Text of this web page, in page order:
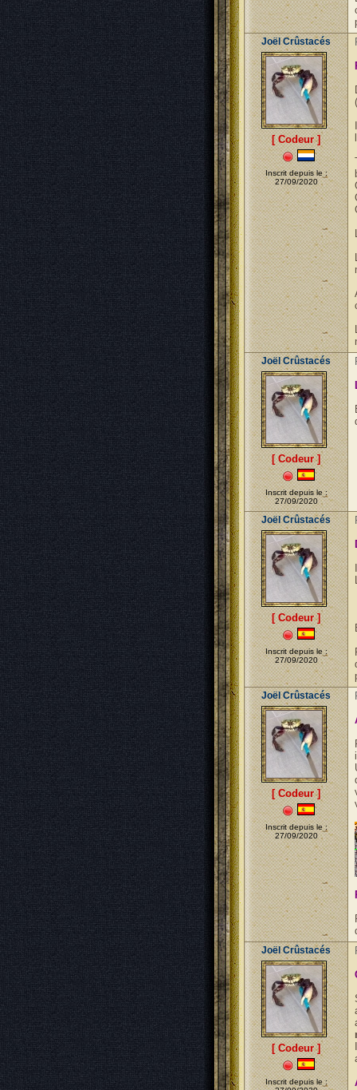
Joël Crûstacés
[ Codeur ]
Inscrit depuis le :
27/09/2020
Joël Crûstacés
[ Codeur ]
Inscrit depuis le :
27/09/2020
Joël Crûstacés
[ Codeur ]
Inscrit depuis le :
27/09/2020
Joël Crûstacés
[ Codeur ]
Inscrit depuis le :
27/09/2020
Joël Crûstacés
[ Codeur ]
Inscrit depuis le :